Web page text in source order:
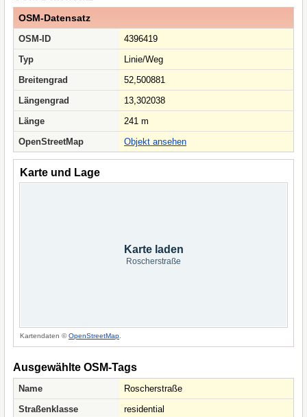
OSM-Datensatz
OSM-ID
4396419
Typ
Linie/Weg
Breitengrad
52,500881
Längengrad
13,302038
Länge
241 m
OpenStreetMap
Objekt ansehen
Karte und Lage
Karte laden
Roscherstraße
Kartendaten ©OpenStreetMap
Ausgewählte OSM-Tags
Name
Roscherstraße
Straßenklasse
residential